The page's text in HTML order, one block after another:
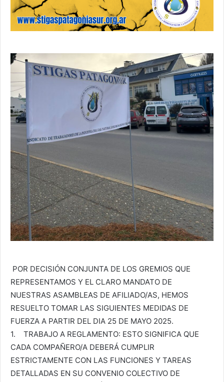
POR DECISIÓN CONJUNTA DE LOS GREMIOS QUE
REPRESENTAMOS Y EL CLARO MANDATO DE
NUESTRAS ASAMBLEAS DE AFILIADO/AS, HEMOS
RESUELTO TOMAR LAS SIGUIENTES MEDIDAS DE
FUERZA A PARTIR DEL DIA 25 DE MAYO 2025.
1. TRABAJO A REGLAMENTO: ESTO SIGNIFICA QUE
CADA COMPAÑERO/A DEBERÁ CUMPLIR
ESTRICTAMENTE CON LAS FUNCIONES Y TAREAS
DETALLADAS EN SU CONVENIO COLECTIVO DE